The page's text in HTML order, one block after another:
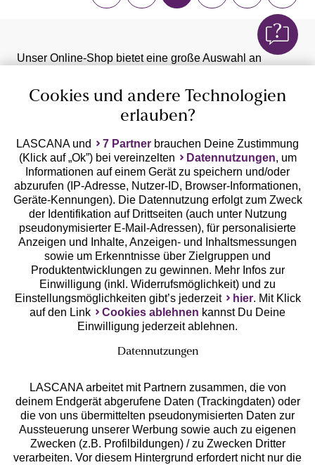
Unser Online-Shop bietet eine große Auswahl an
Outfit, egal ob
,Bluse oder Shirt
, gehören
Accessoires. Sie werten jeden Style auf und runden
deinen perfekten Look ab. Mit vielfältigen
richtigen Hingucker transformiert werden.
Du musst dich beim Stil der Accessoires allerdings nicht
immer an deinen Kleidungsstil anpassen. Aus einem
Outfit mit einer schlichten Jeans und einem weißem
Basic-Shirt, wirdmit Hilfe der passenden Accessoires
schnell auch ein eleganter Look. Ein Ledergürtel und
eine Ledertasche machen den eher schlichten Look
aufregend und hochwertig. Dein Lieblingsoutfit kann mit
der richtigen Tasche, einen passenden Gürtel und dazu
noch dem richtigen Schmuck, jedes Mal neu erfunden
werden.
eine schlichte Handtasche, die zu allem passt
ein zeitloser Ledergürtel
eine lange Kette in Gold und Silber werten jedes
Taschen Schmuck
Gürtel
Runde
Strandtasche
Schmuckset mit
Blättern
Taillengürtel aus
Wildleder
Handytasche zum
Umhängen
Fußkettchen mit
Muscheln
Goldener
Kettengürtel
Mehr lesen
Kostenlose Hotline aus allen
deutschen Netzen
0800 - 600 40 30
* Mo - Fr: 08 - 20 Uhr; Sa: 09 - 17 Uhr; So: 09 - 14 Uhr.
Zahlarten
Rechnung **
Cookies und andere Technologien
erlauben?
LASCANA und 7 Partner brauchen Deine Zustimmung
(Klick auf „Ok”) bei vereinzelten
Datennutzungen, um
Informationen auf einem Gerät zu speichern und/oder
abzurufen (IP-Adresse, Nutzer-ID, Browser-Informationen,
Geräte-Kennungen). Die Datennutzung erfolgt zum Zweck
der Identifikation auf Drittseiten (auch unter Nutzung
pseudonymisierter E-Mail-Adressen), für personalisierte
Anzeigen und Inhalte, Anzeigen- und Inhaltsmessungen
sowie um Erkenntnisse über Zielgruppen und
Produktentwicklungen zu gewinnen. Mehr Infos zur
Einwilligung (inkl. Widerrufsmöglichkeit) und zu
Einstellungsmöglichkeiten gibt’s jederzeit
hier. Mit Klick
auf den Link
Cookies ablehnen kannst Du Deine
Einwilligung jederzeit ablehnen.
Datennutzungen
LASCANA arbeitet mit Partnern zusammen, die von
deinem Endgerät abgerufene Daten (Trackingdaten) oder
die von uns übermittelten pseudonymisierten Daten zur
Aussteuerung unserer Werbung sowie auch zu eigenen
Zwecken (z.B. Profilbildungen) / zu Zwecken Dritter
verarbeiten. Vor diesem Hintergrund erfordert nicht nur die